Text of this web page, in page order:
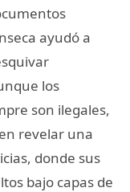
ayudó a
los
son ilegales,
revelar una
donde sus
bajo capas de